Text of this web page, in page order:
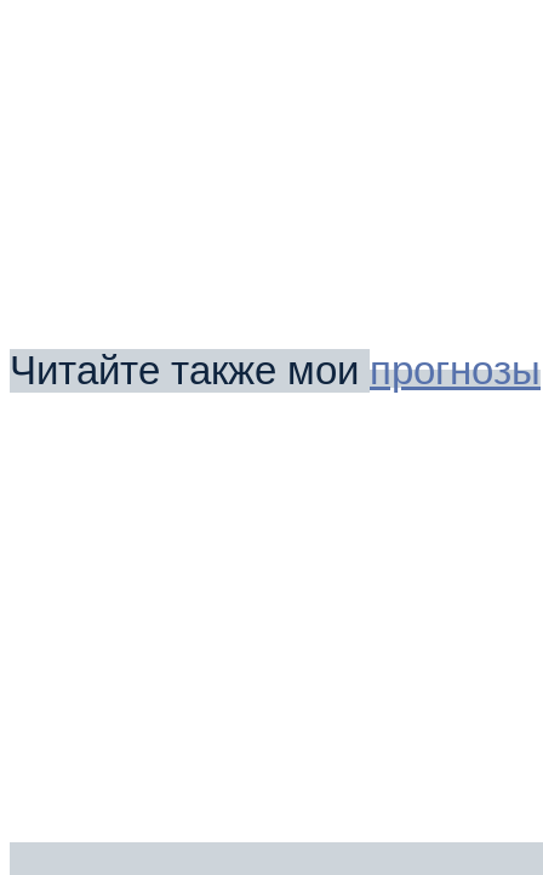
Читайте также мои прогнозы